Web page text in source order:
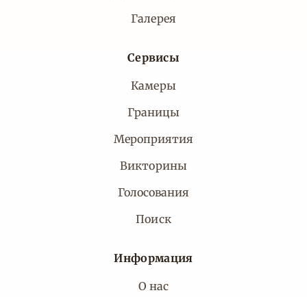
Галерея
Сервисы
Камеры
Границы
Мероприятия
Викторины
Голосования
Поиск
Информация
О нас